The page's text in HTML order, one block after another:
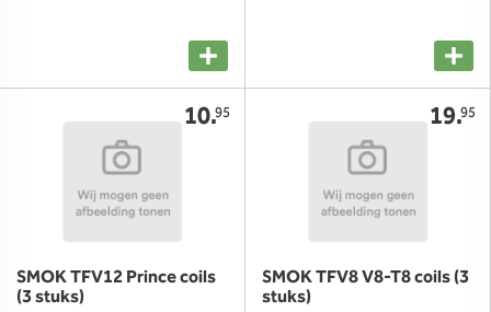
10.95
SMOK TFV12 Prince coils
(3 stuks)
19.95
SMOK TFV8 V8-T8 coils (3
stuks)